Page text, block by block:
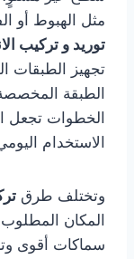
مثل الهبوط أو
توريد و تركيب
تجهيز الطبقات
الطبقة
الخطوات تجعل
الاستخدام
وتختلف طرق
المكان
سماكات أقوى